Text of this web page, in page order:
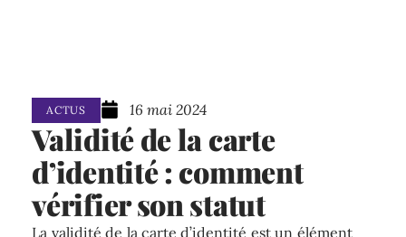
ACTUS 16 mai 2024
Validité de la carte
d’identité : comment
vérifier son statut
La validité de la carte d’identité est un élément